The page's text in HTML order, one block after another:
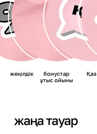
жеңілдік
бонустар
ұтыс ойыны
Қаз
жаңа тауар